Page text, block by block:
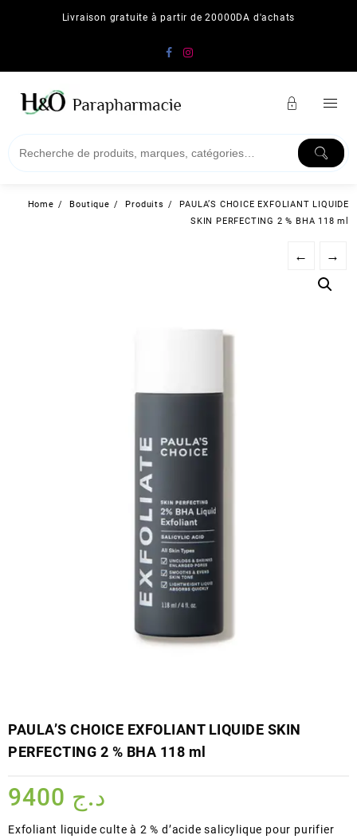
Livraison gratuite à partir de 20000DA d'achats
Home Boutique Produits
PAULA’S CHOICE EXFOLIANT LIQUIDE
SKIN PERFECTING 2 % BHA 118 ml
← →
PAULA’S CHOICE EXFOLIANT LIQUIDE SKIN
PERFECTING 2 % BHA 118 ml
د.ج
Exfoliant liquide culte à 2 % d’acide salicylique pour purifier